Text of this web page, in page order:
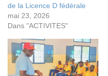
de la Licence D fédérale
mai 23, 2026
Dans "ACTIVITES"